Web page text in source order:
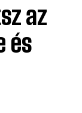
az
és